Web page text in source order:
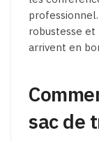
professionnel.
robustesse et
arrivent en
sac de